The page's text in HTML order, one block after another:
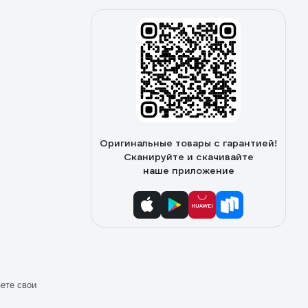
Оригинальные товары с гарантией!
Сканируйте и скачивайте
наше приложение
свои